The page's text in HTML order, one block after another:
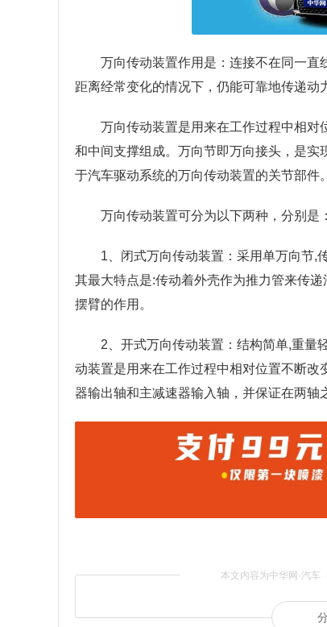
万向传动装置作用是：连接不在同一直
距离经常变化的情况下，仍能可靠地传递动
万向传动装置是用来在工作过程中相对
和中间支撑组成。万向节即万向接头，是
于汽车驱动系统的万向传动装置的关节部件。
万向传动装置可分为以下两种，分别是：
1、闭式万向传动装置：采用单万向节,
其最大特点是:传动着外壳作为推力管来传
摆臂的作用。
2、开式万向传动装置：结构简单,重量
动装置是用来在工作过程中相对位置不断
器输出轴和主减速器输入轴，并保证在两轴
本文内容为中华网·汽车